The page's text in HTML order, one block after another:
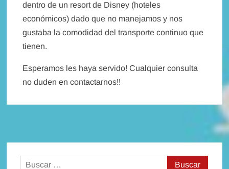
dentro de un resort de Disney (hoteles
económicos) dado que no manejamos y nos
gustaba la comodidad del transporte continuo que
tienen.
Esperamos les haya servido! Cualquier consulta
no duden en contactarnos!!
Buscar: